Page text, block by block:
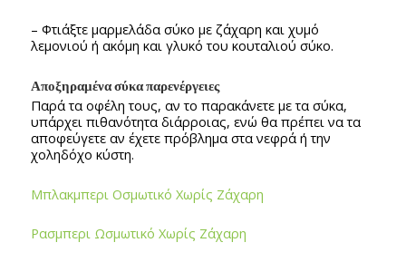
– Φτιάξτε μαρμελάδα σύκο με ζάχαρη και χυμό
λεμονιού ή ακόμη και γλυκό του κουταλιού σύκο.
Αποξηραμένα σύκα παρενέργειες
Παρά τα οφέλη τους, αν το παρακάνετε με τα σύκα,
υπάρχει πιθανότητα διάρροιας, ενώ θα πρέπει να τα
αποφεύγετε αν έχετε πρόβλημα στα νεφρά ή την
χοληδόχο κύστη.
Μπλακμπερι Οσμωτικό Χωρίς Ζάχαρη
Ρασμπερι Ωσμωτικό Χωρίς Ζάχαρη